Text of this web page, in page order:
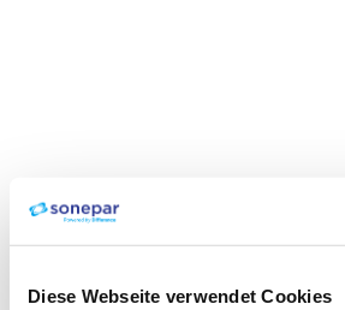
Diese Webseite verwendet Cookies